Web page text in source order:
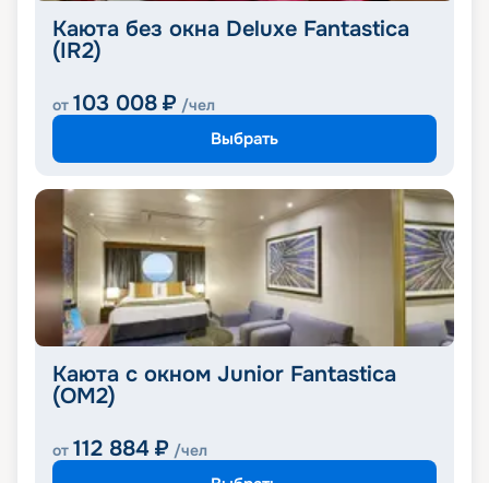
Каюта без окна Deluxe Fantastica
(IR2)
от 103 008 ₽ /чел
Выбрать
Каюта с окном Junior Fantastica
(OM2)
от 112 884 ₽ /чел